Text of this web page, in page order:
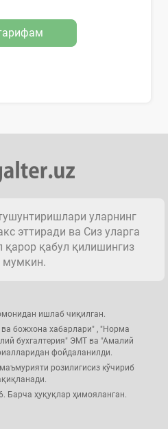
уларнинг
эттиради ва Сиз уларга
қарор қабул қилишингиз
мумкин.
ишлаб чиқилган.
божхона хабарлари" , "Норма
бухгалтерия" ЭМТ ва "Амалий
фойдаланилди.
розилигисиз кўчириб
Барча ҳуқуқлар ҳимояланган.